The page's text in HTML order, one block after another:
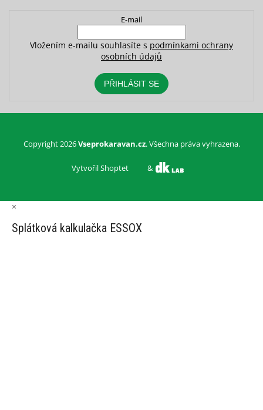
E-mail
Vložením e-mailu souhlasíte s podmínkami ochrany
osobních údajů
PŘIHLÁSIT SE
Vytvořil Shoptet &
Copyright 2026Vseprokaravan.cz. Všechna práva vyhrazena.
×
Splátková kalkulačka ESSOX